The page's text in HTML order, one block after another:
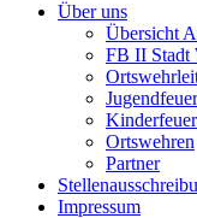
Über uns
Übersicht
FB II Stadt
Ortswehren
Partner
Impressum